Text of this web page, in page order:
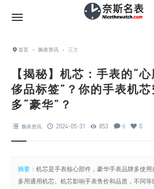
首页 › 腕表资讯 › 正文
【揭秘】机芯：手表的“
侈品标签”？你的手表机芯
多“豪华”？
腕表资讯 2024-05-31 853 0 0
摘要：机芯是手表核心部件，豪华手表品牌多使
多用通用机芯。机芯影响手表售价和品质，不同